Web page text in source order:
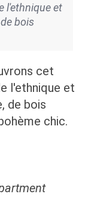
l'ethnique et
bois
cet
l'ethnique et
de bois
chic.